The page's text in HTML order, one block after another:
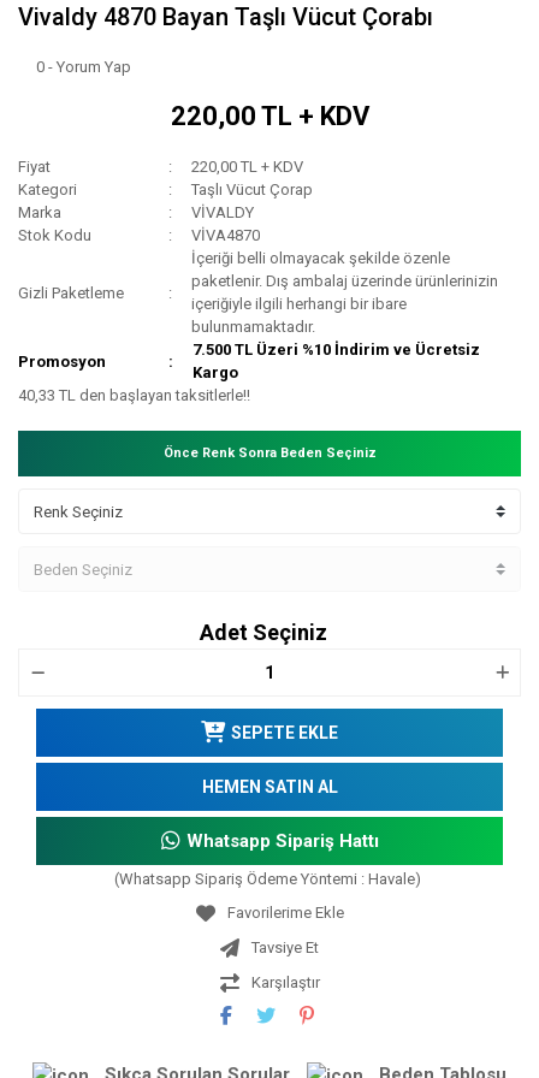
Vivaldy 4870 Bayan Taşlı Vücut Çorabı
0 - Yorum Yap
220,00 TL + KDV
Fiyat
220,00 TL + KDV
Kategori
Taşlı Vücut Çorap
Marka
VİVALDY
Stok Kodu
VİVA4870
Gizli Paketleme
İçeriği belli olmayacak şekilde özenle
paketlenir. Dış ambalaj üzerinde ürünlerinizin
içeriğiyle ilgili herhangi bir ibare
bulunmamaktadır.
Promosyon
7.500 TL Üzeri %10 İndirim ve Ücretsiz
Kargo
40,33 TL den başlayan taksitlerle!!
Önce Renk Sonra Beden Seçiniz
Adet Seçiniz
SEPETE EKLE
HEMEN SATIN AL
Whatsapp Sipariş Hattı
(Whatsapp Sipariş Ödeme Yöntemi : Havale)
Tavsiye Et
Karşılaştır